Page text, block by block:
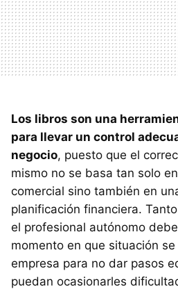
Los libros son una
para llevar un control
negocio, puesto que el
mismo no se basa tan solo
comercial sino también en
planificación financiera.
el profesional autónomo
momento en que situación
empresa para no dar pasos
puedan ocasionarles